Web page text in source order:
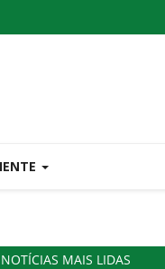
NOTÍCIAS MAIS LIDAS